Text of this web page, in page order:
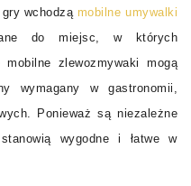
wchodzą mobilne umywalki
do miejsc, w których
zlewozmywaki mogą
wymagany w gastronomii,
Ponieważ są niezależne
wygodne i łatwe w